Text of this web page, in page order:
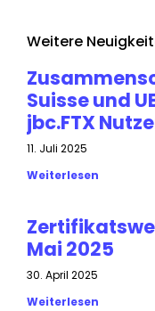
Weitere
Suisse und
jbc.FTX
11. Juli 2025
Weiterlesen
Mai 2025
30. April 2025
Weiterlesen